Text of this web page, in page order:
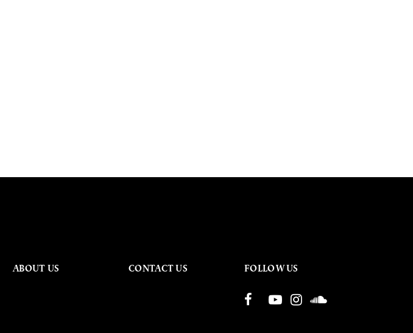
ABOUT US CONTACT US FOLLOW US